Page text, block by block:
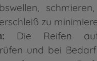
zu
Die Reifen auf
und bei